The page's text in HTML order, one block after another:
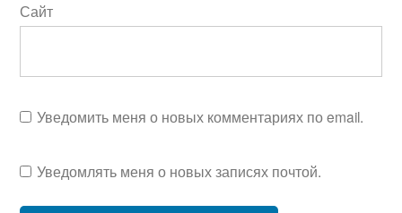
Сайт
Уведомить меня о новых комментариях по email.
Уведомлять меня о новых записях почтой.